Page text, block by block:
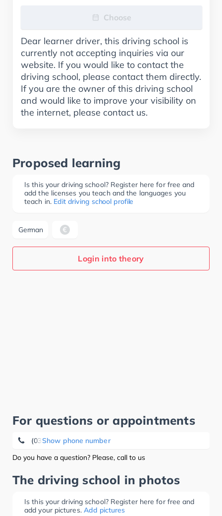
Choose
Dear learner driver, this driving school is
currently not accepting inquiries via our
website. If you would like to contact the
driving school, please contact them directly.
If you are the owner of this driving school
and would like to improve your visibility on
the internet, please contact us.
Proposed learning
Is this your driving school? Register here for free and
add the licenses you teach and the languages you
teach in. Edit driving school profile
German
Login into theory
For questions or appointments
Show phone number
(035208) 8 08 40
Do you have a question? Please, call to us
The driving school in photos
Is this your driving school? Register here for free and
add your pictures. Add pictures